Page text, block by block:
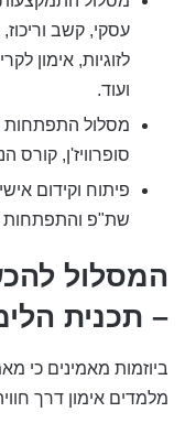
עסקי, קשב וריכוז,
לזוגיות, אימון
ועוד.
מסלול התפתחות
סופרוויז'ן, קורס
פיתוח וקידום
שת"פ והתפתחות
המסלול
– תכנית
מלמדים אימון דרך